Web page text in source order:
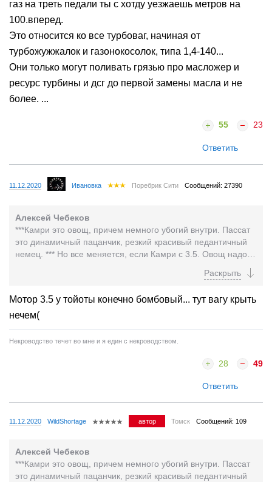
газ на треть педали ты с хотду уезжаешь метров на
100.вперед.
Это относится ко все турбоваг, начиная от
турбожужжалок и газонокосолок, типа 1,4-140...
Они только могут поливать грязью про масложер и
ресурс турбины и дсг до первой замены масла и не
более. ...
55 23
Ответить
11.12.2020 Ивановка Поребрик Сити Сообщений: 27390
Алексей Чебеков
***Камри это овощ, причем немного убогий внутри. Пассат
это динамичный пацанчик, резкий красивый педантичный
немец. *** Но все меняется, если Камри с 3.5. Овощ надо
Мотор 3.5 у тойоты конечно бомбовый... тут вагу крыть
нечем(
Некроводство течет во мне и я един с некроводством.
28 49
Ответить
11.12.2020 WildShortage автор Томск Сообщений: 109
Алексей Чебеков
***Камри это овощ, причем немного убогий внутри. Пассат
это динамичный пацанчик, резкий красивый педантичный